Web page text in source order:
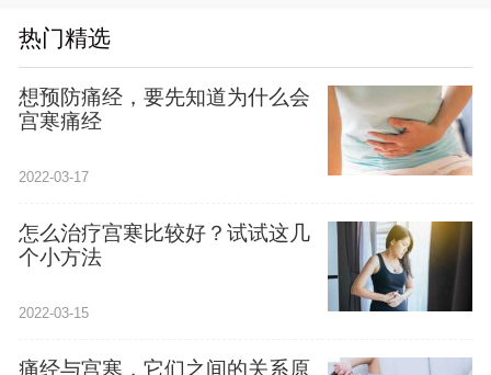
热门精选
想预防痛经，要先知道为什么会
宫寒痛经
2022-03-17
怎么治疗宫寒比较好？试试这几
个小方法
2022-03-15
痛经与宫寒，它们之间的关系原